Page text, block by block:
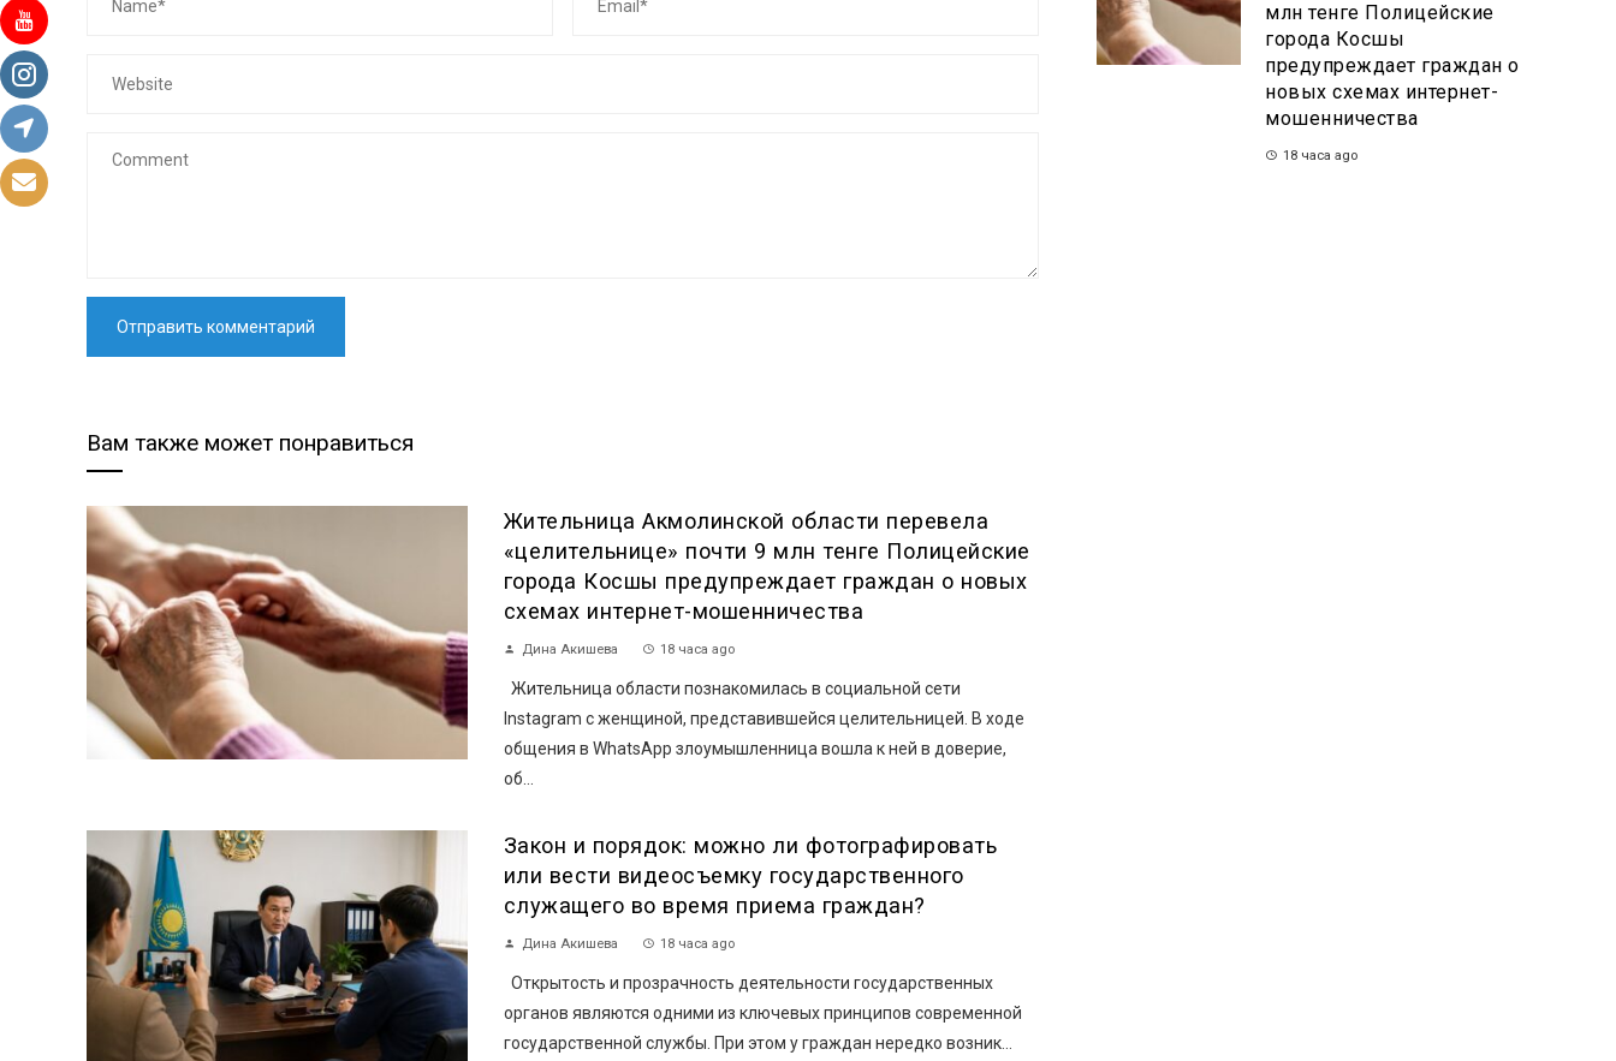
Вам также может понравиться
Жительница Акмолинской области перевела
«целительнице» почти 9 млн тенге Полицейские
города Косшы предупреждает граждан о новых
схемах интернет-мошенничества
Дина Акишева 18 часа ago
Жительница области познакомилась в социальной сети
Instagram с женщиной, представившейся целительницей. В ходе
общения в WhatsApp злоумышленница вошла к ней в доверие,
об...
Закон и порядок: можно ли фотографировать
или вести видеосъемку государственного
служащего во время приема граждан?
Дина Акишева 18 часа ago
Открытость и прозрачность деятельности государственных
органов являются одними из ключевых принципов современной
государственной службы. При этом у граждан нередко возник...
млн тенге Полицейские
города Косшы
предупреждает граждан о
новых схемах интернет-
мошенничества
18 часа ago